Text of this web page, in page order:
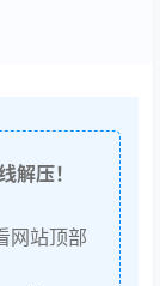
解压！
网站顶部